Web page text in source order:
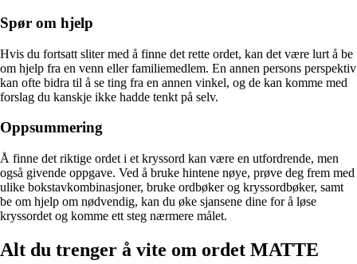
Spør om hjelp
Hvis du fortsatt sliter med å finne det rette ordet, kan det være lurt å be
om hjelp fra en venn eller familiemedlem. En annen persons perspektiv
kan ofte bidra til å se ting fra en annen vinkel, og de kan komme med
forslag du kanskje ikke hadde tenkt på selv.
Oppsummering
Å finne det riktige ordet i et kryssord kan være en utfordrende, men
også givende oppgave. Ved å bruke hintene nøye, prøve deg frem med
ulike bokstavkombinasjoner, bruke ordbøker og kryssordbøker, samt
be om hjelp om nødvendig, kan du øke sjansene dine for å løse
kryssordet og komme ett steg nærmere målet.
Alt du trenger å vite om ordet MATTE